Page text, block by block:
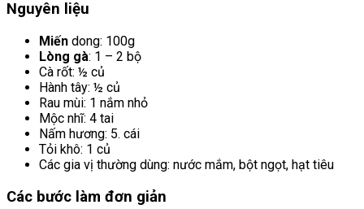
Nguyên liệu
Miến dong: 100g
Lòng gà: 1 – 2 bộ
Cà rốt: ½ củ
Hành tây: ½ củ
Rau mùi: 1 nắm nhỏ
Mộc nhĩ: 4 tai
Nấm hương: 5. cái
Tỏi khô: 1 củ
Các gia vị thường dùng: nước mắm, bột ngọt, hạt tiêu
Các bước làm đơn giản